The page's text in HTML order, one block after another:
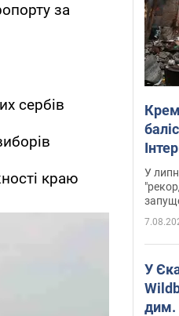
за
сербів
краю
У
У
дим.